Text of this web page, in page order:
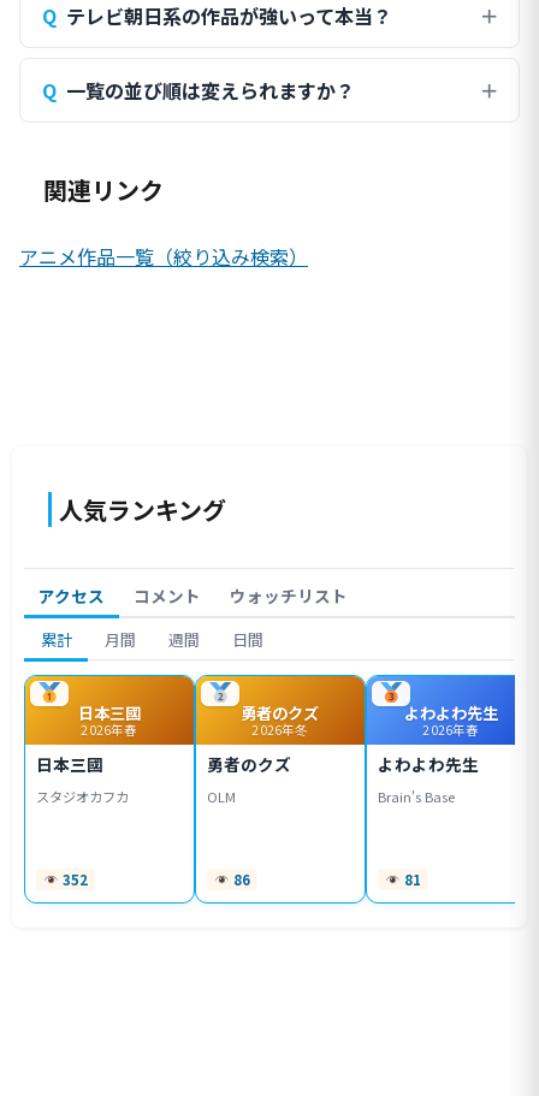
テレビ朝日系の作品が強いって本当？
一覧の並び順は変えられますか？
関連リンク
アニメ作品一覧（絞り込み検索）
人気ランキング
アクセス コメント ウォッチリスト
累計 月間 週間 日間
日本三國
2026年春
日本三國
スタジオカフカ
352
勇者のクズ
2026年冬
勇者のクズ
OLM
86
よわよわ先生
2026年春
よわよわ先生
Brain's Base
81